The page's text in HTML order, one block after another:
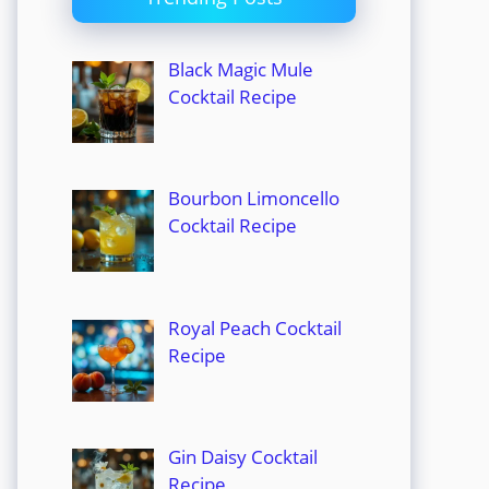
Black Magic Mule
Cocktail Recipe
Bourbon Limoncello
Cocktail Recipe
Royal Peach Cocktail
Recipe
Gin Daisy Cocktail